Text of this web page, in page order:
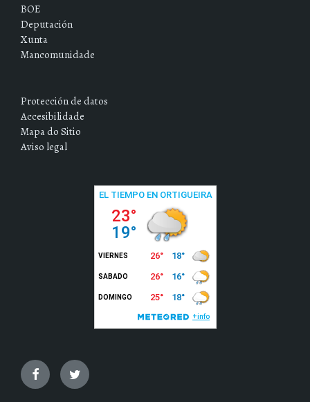
BOE
Deputación
Xunta
Mancomunidade
Protección de datos
Accesibilidade
Mapa do Sitio
Aviso legal
FacebookTwitter